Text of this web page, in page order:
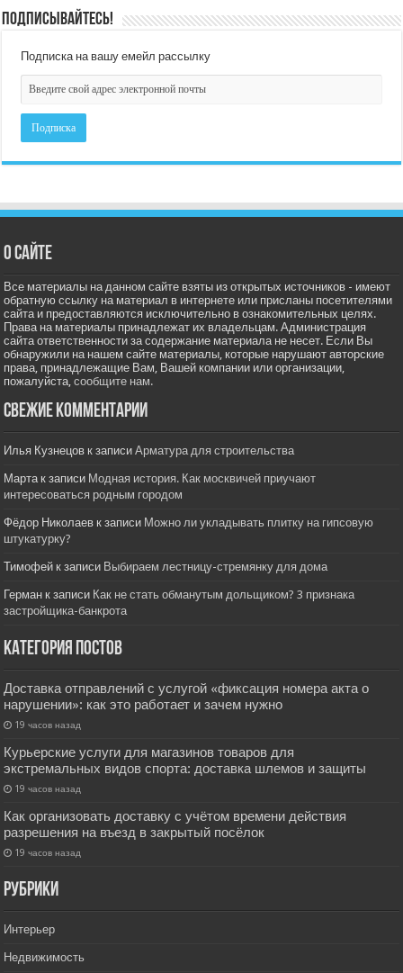
Подписывайтесь!
Подписка на вашу емейл рассылку
О сайте
Все материалы на данном сайте взяты из открытых источников - имеют
обратную ссылку на материал в интернете или присланы посетителями
сайта и предоставляются исключительно в ознакомительных целях.
Права на материалы принадлежат их владельцам. Администрация
сайта ответственности за содержание материала не несет. Если Вы
обнаружили на нашем сайте материалы, которые нарушают авторские
права, принадлежащие Вам, Вашей компании или организации,
пожалуйста,сообщите нам.
Свежие комментарии
Илья Кузнецов к записиАрматура для строительства
Мартак записи Модная история. Как москвичей приучают
интересоваться родным городом
Фёдор Николаев к записи Можно ли укладывать плитку на гипсовую
штукатурку?
Тимофей к записи Выбираем лестницу-стремянку для дома
Герман к записи Как не стать обманутым дольщиком? 3 признака
застройщика-банкрота
Категория постов
Доставка отправлений с услугой «фиксация номера акта о
нарушении»: как это работает и зачем нужно
19 часов назад
Курьерские услуги для магазинов товаров для
экстремальных видов спорта: доставка шлемов и защиты
19 часов назад
Как организовать доставку с учётом времени действия
разрешения на въезд в закрытый посёлок
19 часов назад
РУбрики
Интерьер
Недвижимость